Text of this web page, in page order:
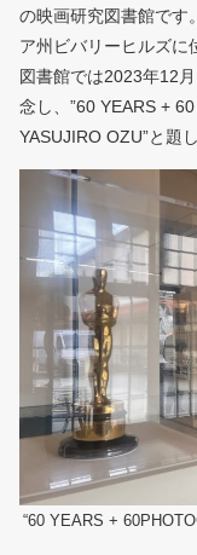
の映画研究図書館です
ア州ビバリーヒルズに
図書館では2023年12
念し、”60 YEARS +
YASUJIRO OZU”と題
“60 YEARS +